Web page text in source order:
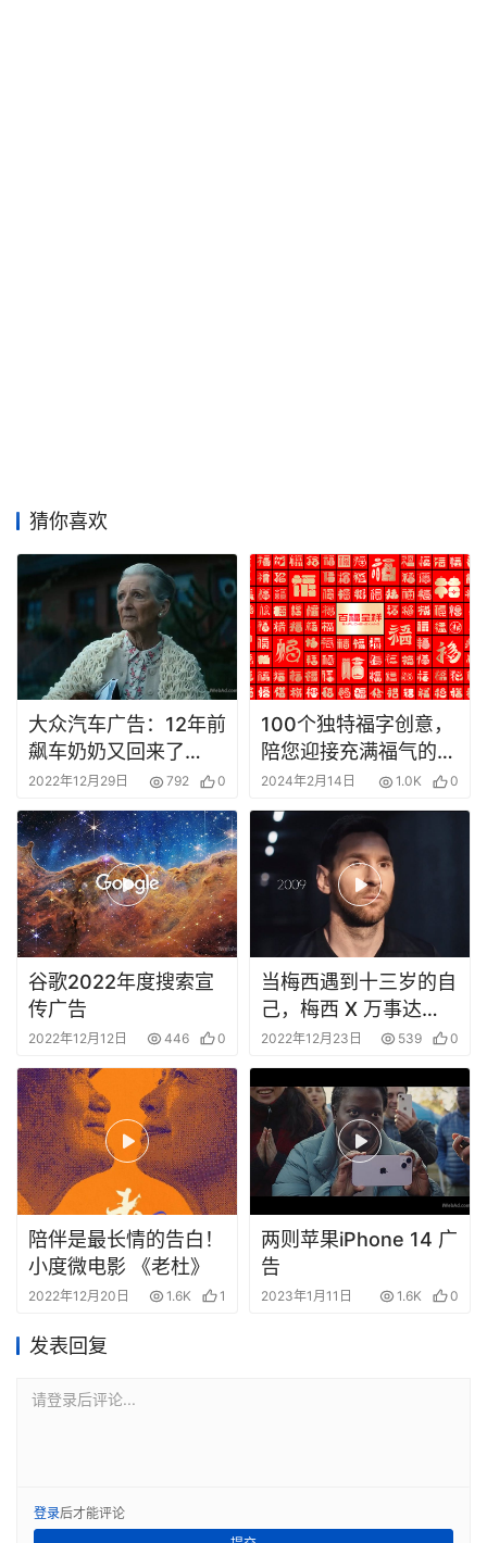
猜你喜欢
大众汽车广告：12年前
飙车奶奶又回来了…
2022年12月29日 792 0
100个独特福字创意，
陪您迎接充满福气的全
新一年！
2024年2月14日 1.0K 0
谷歌2022年度搜索宣
传广告
2022年12月12日 446 0
当梅西遇到十三岁的自
己，梅西 X 万事达
卡：对你来说什么是无
价的？
2022年12月23日 539 0
陪伴是最长情的告白！
小度微电影 《老杜》
2022年12月20日 1.6K 1
两则苹果iPhone 14 广
告
2023年1月11日 1.6K 0
发表回复
请登录后评论...
登录后才能评论